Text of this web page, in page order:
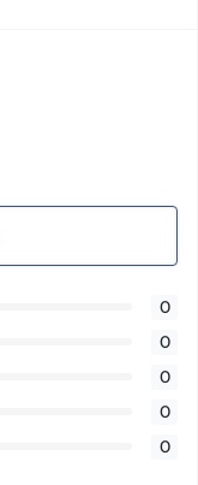
0
0
0
0
0